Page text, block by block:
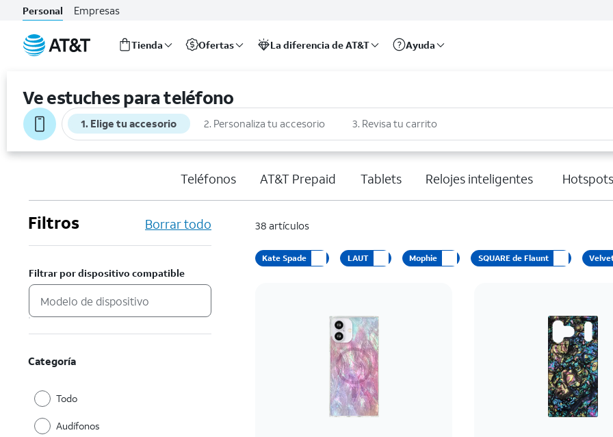
Personal Empresas
Tienda Ofertas La diferencia de AT&T Ayuda
Ve estuches para teléfono
1. Elige tu accesorio 2. Personaliza tu accesorio 3. Revisa tu carrito
Teléfonos AT&T Prepaid Tablets Relojes inteligentes
Filtros Borrar todo
Filtrar por dispositivo compatible
Categoría
Todo
Audífonos
38 artículos
Kate Spade LAUT Mophie SQUARE de Flaunt